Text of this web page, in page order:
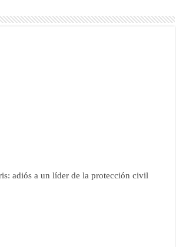
adiós a un líder de la protección civil